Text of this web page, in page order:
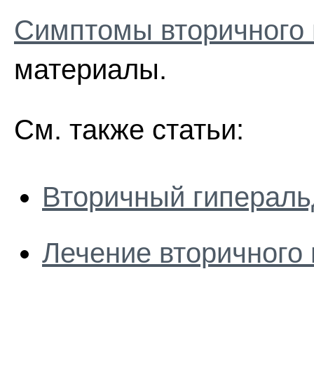
Симптомы вторичного
материалы.
См. также статьи:
Вторичный
Лечение